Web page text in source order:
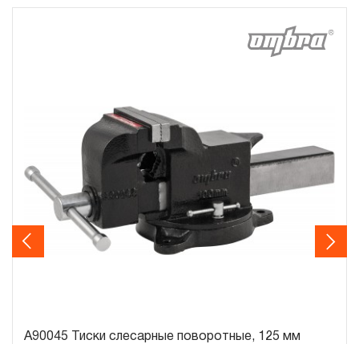
использование инструмента, за исключением тех групп
инструмента, которые перечислены в п. 3.4.
3.2 Производитель гарантирует бесперебойное
типов инструмента, за исключением тех групп
инструмента, которые перечислены в п. 3.4.
3.3 На изделия торговой марки CARBON®
распространяется понятие «ограниченной гарантии», в
ДВЕНАДЦАТЬ месяцев с начала эксплуатации всех
типов инструмента, которые перечислены в п.3.4
3.4 На следующие группы слесарно-монтажного,
Previous
A90045 Тиски слесарные поворотные, 125 мм
Next